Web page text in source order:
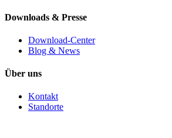
Downloads & Presse
Download-Center
Blog & News
Über uns
Kontakt
Standorte